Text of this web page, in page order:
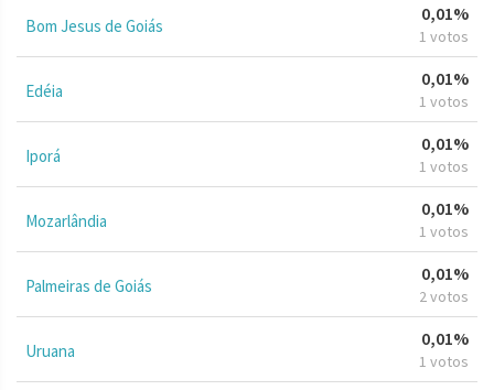
Bom Jesus de Goiás
0,01%
1 votos
Edéia
0,01%
1 votos
Iporá
0,01%
1 votos
Mozarlândia
0,01%
1 votos
Palmeiras de Goiás
0,01%
2 votos
Uruana
0,01%
1 votos